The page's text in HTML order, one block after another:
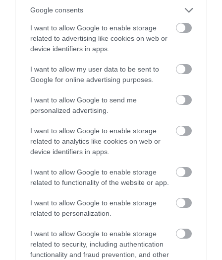
Google consents
I want to allow Google to enable storage
related to advertising like cookies on web or
device identifiers in apps.
I want to allow my user data to be sent to
Google for online advertising purposes.
I want to allow Google to send me
personalized advertising.
I want to allow Google to enable storage
related to analytics like cookies on web or
device identifiers in apps.
I want to allow Google to enable storage
related to functionality of the website or app.
I want to allow Google to enable storage
related to personalization.
I want to allow Google to enable storage
related to security, including authentication
functionality and fraud prevention, and other
Ξέπλυμα της ανοησίας από τη Α.Γιάμαλη
για την ρεπόρτερ του ΟΡΕΝ: «Όλοι να
έχουμε δικαίωμα στο λάθος»
PRONEWS.GR /ΜΜΕ
Η ανάρτηση του Αρκά για την σύγκρουση
των δύο ελικοπτέρων Bell 214ST στην
Ψάθα Αττικής (φωτο)